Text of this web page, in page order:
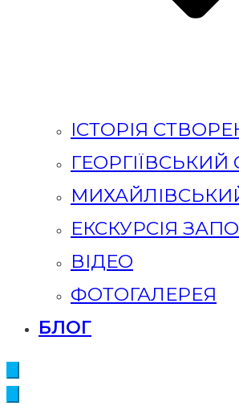
ІСТОРІЯ
ЕКСКУРСІЯ
ВІДЕО
ФОТОГАЛЕРЕЯ
БЛОГ